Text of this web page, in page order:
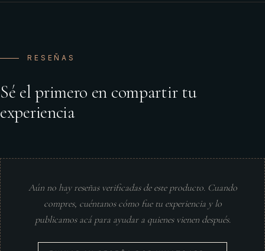
RESEÑAS
Sé el primero en compartir tu
experiencia
Aún no hay reseñas verificadas de este producto. Cuando
compres, cuéntanos cómo fue tu experiencia y lo
publicamos acá para ayudar a quienes vienen después.